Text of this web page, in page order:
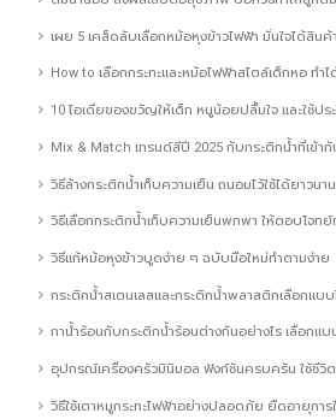
เผย 5 เคล็ดลับเลือกหม้อหุงข้าวไฟฟ้า มั่นใจได้สินค้
How to เลือกกระทะและหม้อไฟฟ้าสไตล์เด็กหอ ทำไ
10 ไอเดียของขวัญให้เด็ก หนูน้อยปลื้มใจ และใช้ปร
Mix & Match เทรนด์สีปี 2025 กับกระติกน้ำที่เข้า
วิธีล้างกระติกน้ำเก็บความเย็น ถนอมไว้ใช้ได้ยาวนาน
วิธีเลือกกระติกน้ำเก็บความเย็นพกพา ให้ตอบโจท
วิธีแก้หม้อหุงข้าวบูดง่าย ๆ ฉบับมือใหม่ทำตามง่าย
กระติกน้ำสเตนเลสและกระติกน้ำพลาสติกเลือกแบ
กาน้ำร้อนกับกระติกน้ำร้อนต่างกันอย่างไร เลือกแ
อุปกรณ์เครื่องครัวมินิมอล ฟังก์ชันครบครัน ใช้ชีวิ
วิธีใช้เตาหมูกระทะไฟฟ้าอย่างปลอดภัย ยืดอายุการ